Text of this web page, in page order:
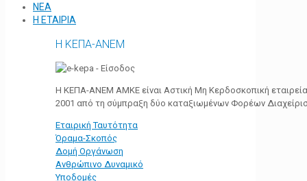
ΝΕΑ
Η ΕΤΑΙΡΙΑ
Η ΚΕΠΑ-ΑΝΕΜ
Η ΚΕΠΑ-ΑΝΕΜ ΑΜΚΕ είναι Αστική Μη Κερδοσκοπική
2001 από τη σύμπραξη δύο καταξιωμένων Φορέων
Εταιρική Ταυτότητα
Όραμα-Σκοπός
Δομή Οργάνωση
Ανθρώπινο Δυναμικό
Υποδομές